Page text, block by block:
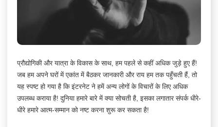
प्रौद्योगिकी और यात्रा के विकास के साथ, हम पहले से कहीं अधिक जुड़े हुए हैं!
जब हम अपने घरों में एकांत में बैठकर जानकारी और राय हम तक पहुँचती हैं, तो
यह स्पष्ट हो गया है कि इंटरनेट ने हमें अन्य लोगों के विचारों के लिए अधिक
उपलब्ध कराया है! दुनिया हमारे बारे में क्या सोचती है, इसका लगातार संपर्क धीरे-
धीरे हमारे आत्म-सम्मान को नष्ट करना शुरू कर सकता है!